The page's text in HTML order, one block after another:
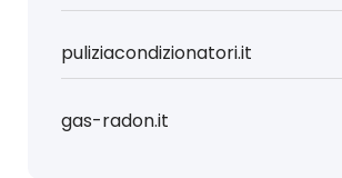
puliziacondizionatori.it
gas-radon.it